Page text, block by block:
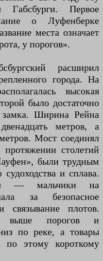
Первое
о Луфенберке
места означает
у порогов».
расширил
города. На
высокая
было достаточно
замка. Ширина Рейна
метров, а
Мост соединял
столетий
были трудным
и сплава.
— мальчики на
за безопасное
связывание плотов.
выше порогов и
по реке, а товары
по этому короткому